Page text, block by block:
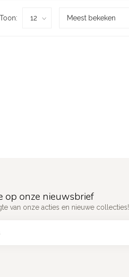
Toon:
op onze nieuwsbrief
van onze acties en nieuwe collecties!